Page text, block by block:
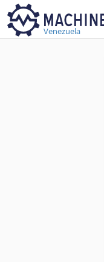
Venezuela